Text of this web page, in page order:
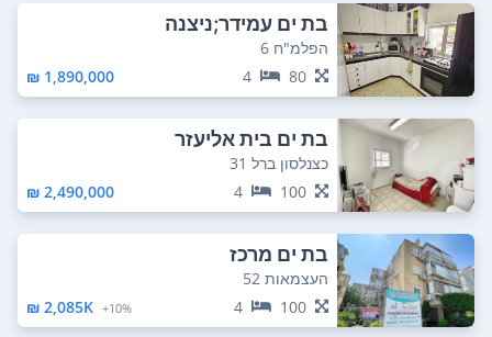
בת ים עמידר;ניצנה
הפלמ"ח 6
80
4
1,890,000 ₪
בת ים בית אליעזר
כצנלסון ברל 31
100
4
2,490,000 ₪
בת ים מרכז
העצמאות 52
100
4
10%+
2,085K ₪